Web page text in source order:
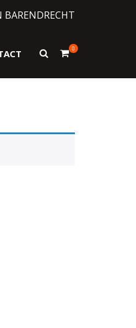
BARENDRECHT
Toon
0